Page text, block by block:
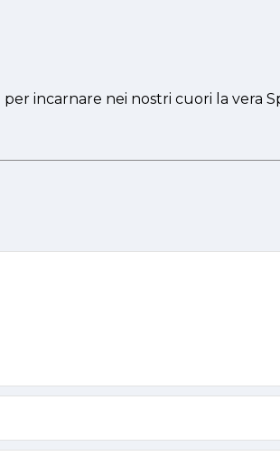
incarnare nei nostri cuori la vera